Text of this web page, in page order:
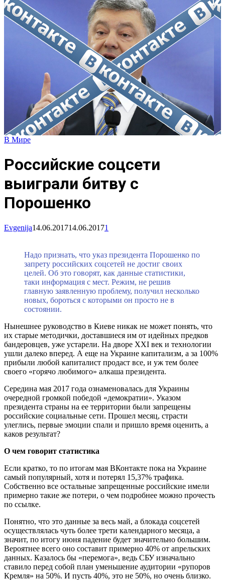
В Мире
Российские соцсети
выиграли битву с
Порошенко
Evgenija14.06.201714.06.20171
Надо признать, что указ президента Порошенко по
запрету российских соцсетей не достиг своих
целей. Об это говорят, как данные статистики,
таки информация с мест. Режим, не решив
главную заявленную проблему, получил несколько
новых, бороться с которыми он просто не в
состоянии.
Нынешнее руководство в Киеве никак не может понять, что
их старые методички, доставшиеся им от идейных предков
бандеровцев, уже устарели. На дворе ХХI век и технологии
ушли далеко вперед. А еще на Украине капитализм, а за 100%
прибыли любой капиталист продаст все, и уж тем более
своего «горячо любимого» алкаша президента.
Середина мая 2017 года ознаменовалась для Украины
очередной громкой победой «демократии». Указом
президента страны на ее территории были запрещены
российские социальные сети. Прошел месяц, страсти
улеглись, первые эмоции спали и пришло время оценить, а
каков результат?
О чем говорит статистика
Если кратко, то по итогам мая ВКонтакте пока на Украине
самый популярный, хотя и потерял 15,37% трафика.
Собственно все остальные запрещенные российские имели
примерно такие же потери, о чем подробнее можно прочесть
по ссылке.
Понятно, что это данные за весь май, а блокада соцсетей
осуществлялась чуть более трети календарного месяца, а
значит, по итогу июня падение будет значительно большим.
Вероятнее всего оно составит примерно 40% от апрельских
данных. Казалось бы «перемога», ведь СБУ изначально
ставило перед собой план уменьшение аудитории «рупоров
Кремля» на 50%. И пусть 40%, это не 50%, но очень близко.